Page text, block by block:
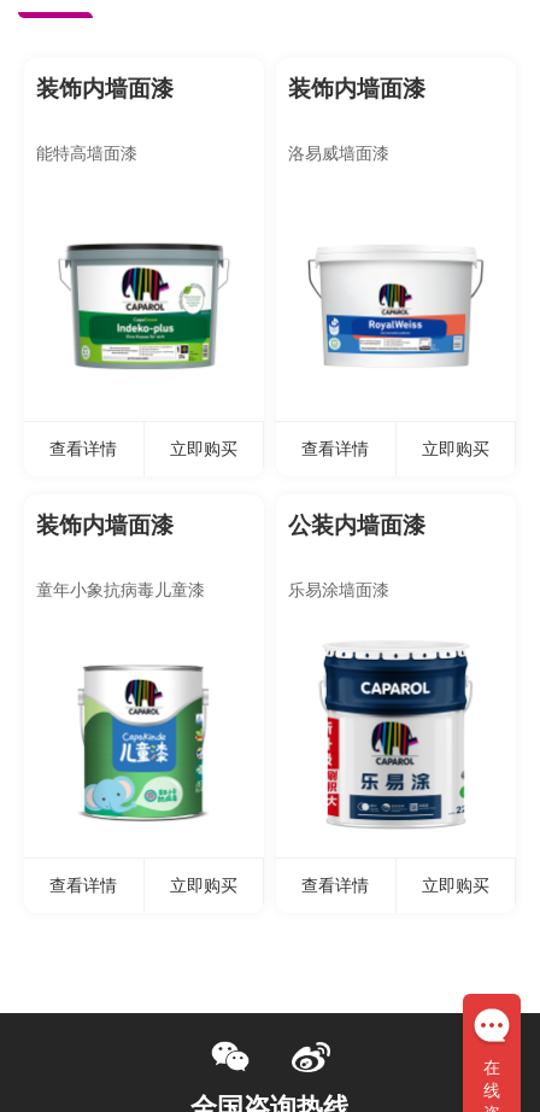
装饰内墙面漆
能特高墙面漆
查看详情 立即购买
装饰内墙面漆
洛易威墙面漆
查看详情 立即购买
装饰内墙面漆
童年小象抗病毒儿童漆
查看详情 立即购买
公装内墙面漆
乐易涂墙面漆
查看详情 立即购买
在
线